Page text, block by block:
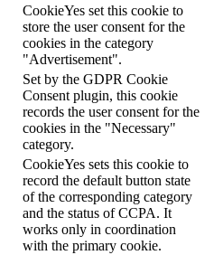
CookieYes set this cookie to
store the user consent for the
cookies in the category
"Advertisement".
Set by the GDPR Cookie
Consent plugin, this cookie
records the user consent for the
cookies in the "Necessary"
category.
CookieYes sets this cookie to
record the default button state
of the corresponding category
and the status of CCPA. It
works only in coordination
with the primary cookie.